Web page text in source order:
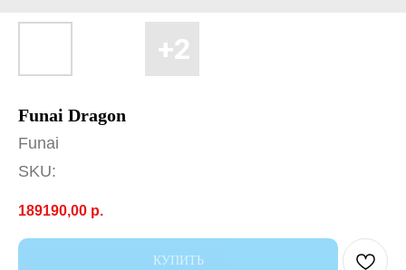
Funai Dragon
Funai
SKU:
189190,00 р.
КУПИТЬ